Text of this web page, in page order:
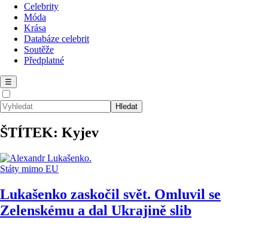
Celebrity
Móda
Krása
Databáze celebrit
Soutěže
Předplatné
☰
ŠTÍTEK: Kyjev
Státy mimo EU
Lukašenko zaskočil svět. Omluvil se
Zelenskému a dal Ukrajině slib